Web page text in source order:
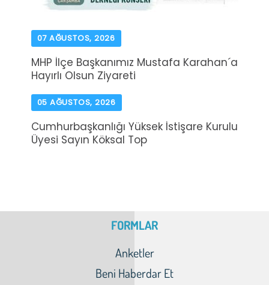
07 AĞUSTOS, 2026
MHP İlçe Başkanımız Mustafa Karahan´a
Hayırlı Olsun Ziyareti
05 AĞUSTOS, 2026
Cumhurbaşkanlığı Yüksek İstişare Kurulu
Üyesi Sayın Köksal Top
FORMLAR
Anketler
Beni Haberdar Et